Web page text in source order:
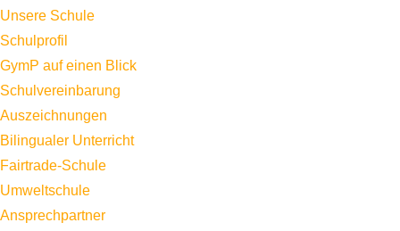
Unsere Schule
Schulprofil
GymP auf einen Blick
Schulvereinbarung
Auszeichnungen
Bilingualer Unterricht
Fairtrade-Schule
Umweltschule
Ansprechpartner